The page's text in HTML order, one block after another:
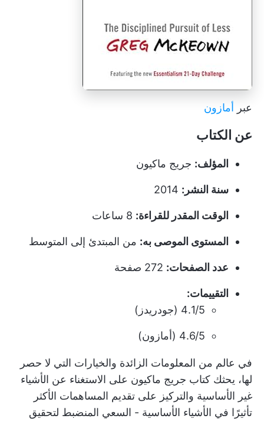
عبر أمازون
عن الكتاب
المؤلف: جريج ماكيون
سنة النشر:
الوقت المقدر للقراءة:
المستوى الموصى به: من المبتدئ إلى المتوسط
عدد الصفحات:
التقييمات:
4.1/5 (جودريدز)
4.6/5 (أمازون)
في عالم من المعلومات الزائدة والخيارات التي لا حصر
لها، يحثك كتاب جريج ماكيون على الاستغناء عن الأشياء
غير الأساسية والتركيز على تقديم المساهمات الأكثر
تأثيرًا في الأشياء الأساسية - السعي المنضبط لتحقيق